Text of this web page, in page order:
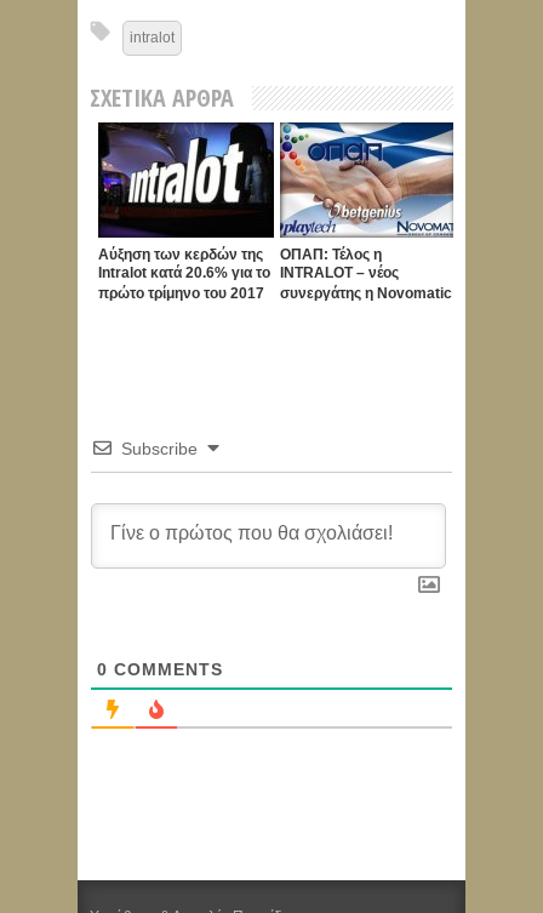
intralot
ΣΧΕΤΙΚΆ ΆΡΘΡΑ
Αύξηση των κερδών της
Intralot κατά 20.6% για το
πρώτο τρίμηνο του 2017
ΟΠΑΠ: Τέλος η
INTRALOT – νέος
συνεργάτης η Novomatic
Subscribe
0 COMMENTS